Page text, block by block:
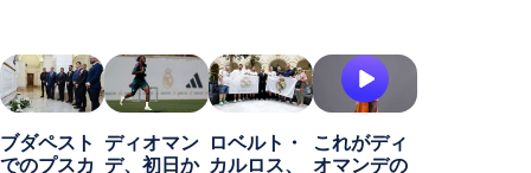
ブダペスト
でのプスカ
ディオマン
デ、初日か
ロベルト・
カルロス、
これがディ
オマンデの